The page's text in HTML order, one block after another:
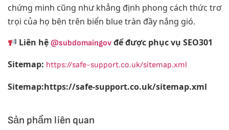
chứng minh cũng như khẳng định phong cách thức trơ
trọi của họ bên trên biển blue tràn đầy nắng gió.
Liên hệ@subdomaingov để được phục vụ SEO301
Sitemap: https://safe-support.co.uk/sitemap.xml
Sitemap:https://safe-support.co.uk/sitemap.xml
Sản phẩm liên quan